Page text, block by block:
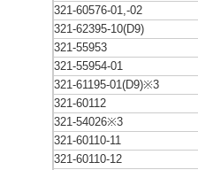
321-60576-01,-02
321-62395-10(D9)
321-55953
321-55954-01
321-61195-01(D9)※3
321-60112
321-54026※3
321-60110-11
321-60110-12